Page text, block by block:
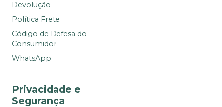
Devolução
Política Frete
Código de Defesa do
Consumidor
WhatsApp
Privacidade e
Segurança